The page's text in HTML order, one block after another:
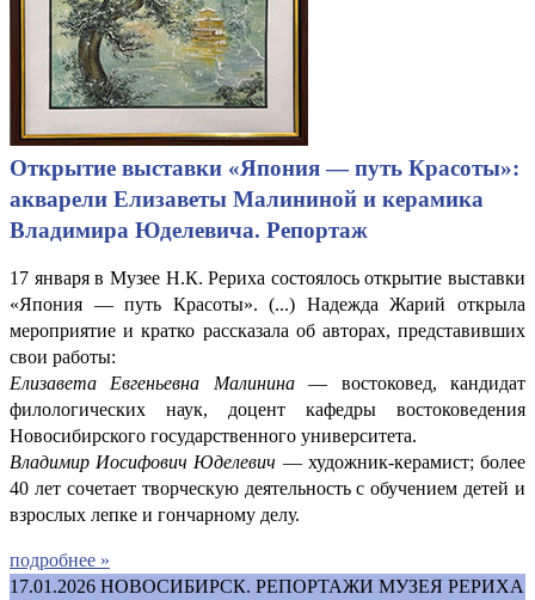
Открытие выставки «Япония — путь Красоты»:
акварели Елизаветы Малининой и керамика
Владимира Юделевича. Репортаж
17 января в Музее Н.К. Рериха состоялось открытие выставки
«Япония — путь Красоты». (...) Надежда Жарий открыла
мероприятие и кратко рассказала об авторах, представивших
свои работы:
Елизавета Евгеньевна Малинина— востоковед, кандидат
филологических наук, доцент кафедры востоковедения
Новосибирского государственного университета.
Владимир Иосифович Юделевич — художник-керамист; более
40 лет сочетает творческую деятельность с обучением детей и
взрослых лепке и гончарному делу.
подробнее »
17.01.2026 НОВОСИБИРСК. РЕПОРТАЖИ МУЗЕЯ РЕРИХА